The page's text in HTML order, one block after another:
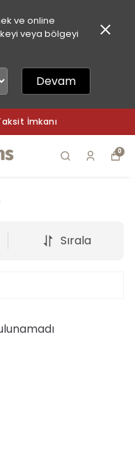
ve online
veya bölgeyi
Devam
İmkanı
0
Sırala